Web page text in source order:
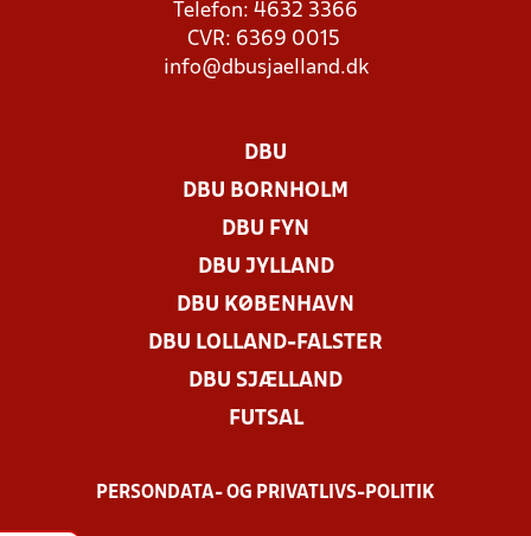
Telefon: 4632 3366
CVR: 6369 0015
info@dbusjaelland.dk
DBU
DBU BORNHOLM
DBU FYN
DBU JYLLAND
DBU KØBENHAVN
DBU LOLLAND-FALSTER
DBU SJÆLLAND
FUTSAL
PERSONDATA- OG PRIVATLIVS-POLITIK